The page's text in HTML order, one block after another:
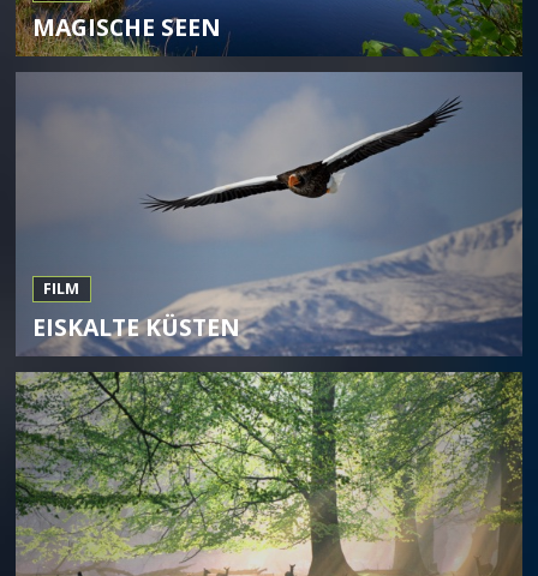
MAGISCHE SEEN
FILM
EISKALTE KÜSTEN